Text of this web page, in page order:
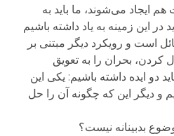
ایجاد می‌شوند، ما باید به
در این زمینه به یاد داشته باشیم
است و رویکرد دیگر مبتنی بر
کردن، بحران را به تعویق
دو ایده داشته باشیم: یکی این
و دیگر این که چگونه آن را حل
بدبینانه نیست؟